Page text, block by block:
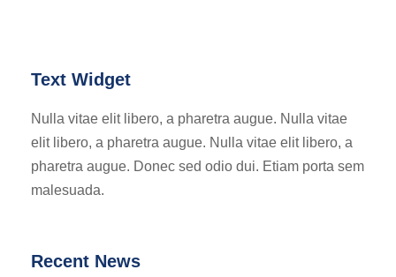
Text Widget
Nulla vitae elit libero, a pharetra augue. Nulla vitae
elit libero, a pharetra augue. Nulla vitae elit libero, a
pharetra augue. Donec sed odio dui. Etiam porta sem
malesuada.
Recent News